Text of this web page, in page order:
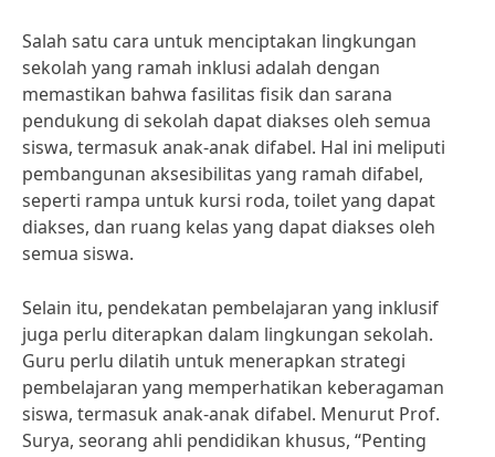
Salah satu cara untuk menciptakan lingkungan
sekolah yang ramah inklusi adalah dengan
memastikan bahwa fasilitas fisik dan sarana
pendukung di sekolah dapat diakses oleh semua
siswa, termasuk anak-anak difabel. Hal ini meliputi
pembangunan aksesibilitas yang ramah difabel,
seperti rampa untuk kursi roda, toilet yang dapat
diakses, dan ruang kelas yang dapat diakses oleh
semua siswa.
Selain itu, pendekatan pembelajaran yang inklusif
juga perlu diterapkan dalam lingkungan sekolah.
Guru perlu dilatih untuk menerapkan strategi
pembelajaran yang memperhatikan keberagaman
siswa, termasuk anak-anak difabel. Menurut Prof.
Surya, seorang ahli pendidikan khusus, “Penting